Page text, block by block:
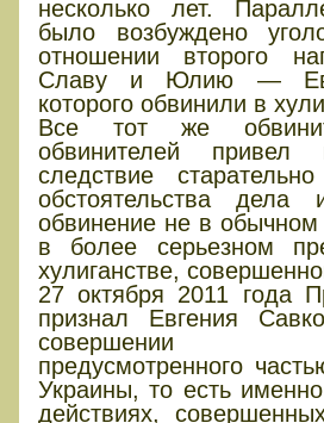
несколько лет.
было возбуждено
отношении второго
Славу и Юлию —
которого обвинили в
Все тот же
обвинителей
следствие
обстоятельства дела
обвинение не в обычном
в более серьезном
хулиганстве,
27 октября 2011 года
признал Евгения
совершении
предусмотренного
Украины, то есть
действиях,